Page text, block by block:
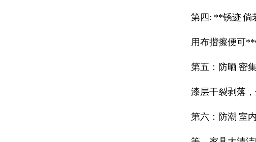
第四: **锈迹 倘
用布揩擦便可**
第五：防晒 密
漆层干裂剥落
第六：防潮 室